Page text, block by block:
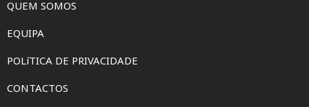
QUEM SOMOS
EQUIPA
POLíTICA DE PRIVACIDADE
CONTACTOS